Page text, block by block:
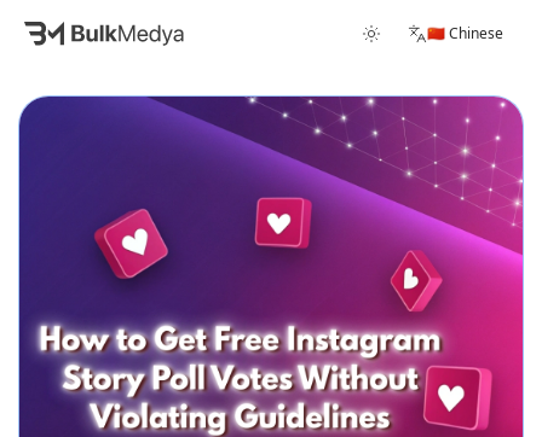
🇨🇳 Chinese